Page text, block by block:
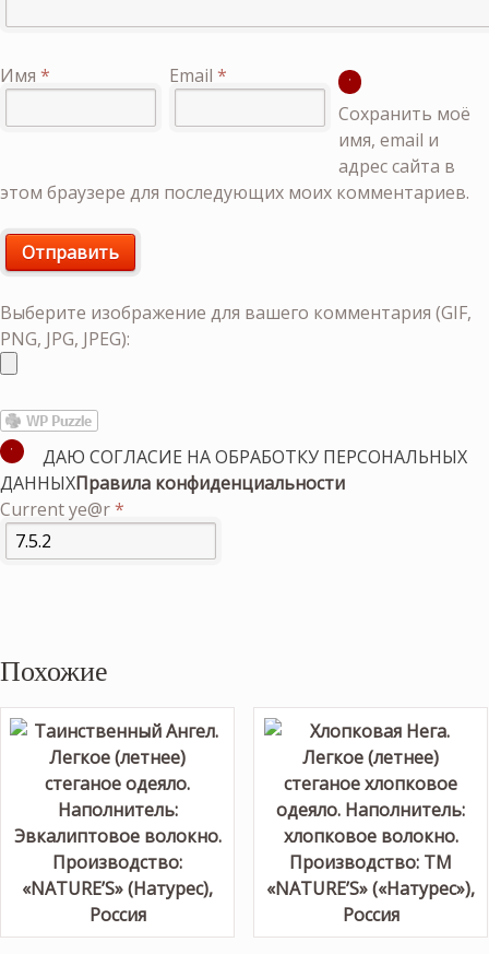
Имя * Email *
Сохранить моё
имя, email и
адрес сайта в
этом браузере для последующих моих комментариев.
Выберите изображение для вашего комментария (GIF,
PNG, JPG, JPEG):
ДАЮ СОГЛАСИЕ НА ОБРАБОТКУ ПЕРСОНАЛЬНЫХ
ДАННЫХПравила конфиденциальности
Current ye@r*
Похожие